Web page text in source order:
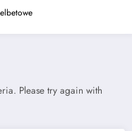
Please try again with